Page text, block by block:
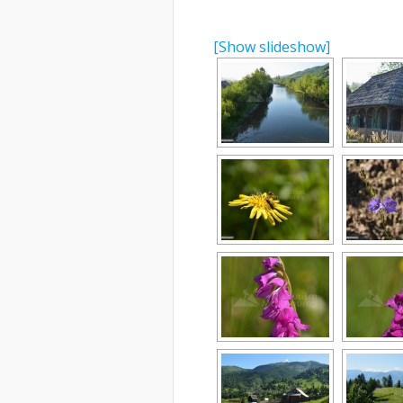
[Show slideshow]